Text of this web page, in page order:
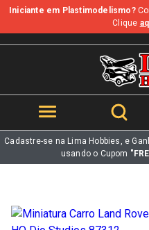
b
Iniciante em Plastimodelismo?
Clique
Cadastre-se na Lima Hobbies, e
usando o Cupom